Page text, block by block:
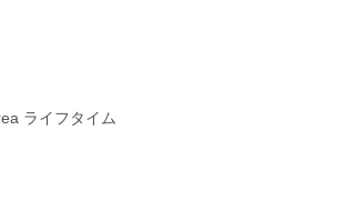
ライフタイム